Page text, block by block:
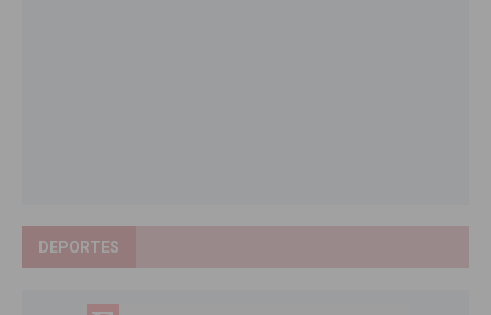
DEPORTES